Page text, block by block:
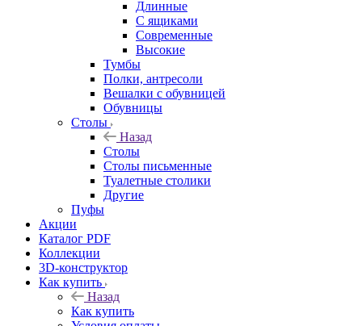
Длинные
С ящиками
Современные
Высокие
Тумбы
Полки, антресоли
Вешалки с обувницей
Обувницы
Столы
Назад
Столы
Столы письменные
Туалетные столики
Другие
Пуфы
Акции
Каталог PDF
Коллекции
3D-конструктор
Как купить
Назад
Как купить